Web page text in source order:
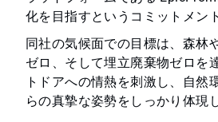
化を目指すというコミットメン
同社の気候面での目標は、森林
ゼロ、そして埋立廃棄物ゼロを
トドアへの情熱を刺激し、自
らの真摯な姿勢をしっかり体現